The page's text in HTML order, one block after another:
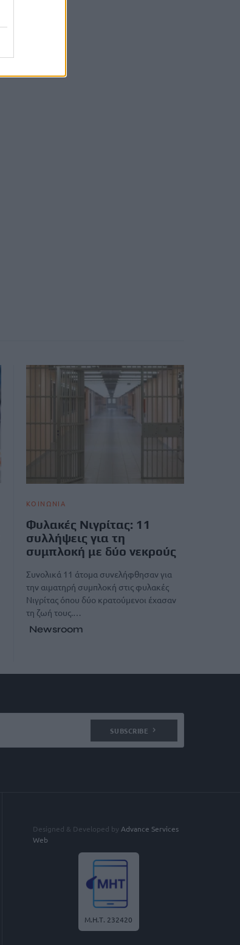
ΚΟΙΝΩΝΙΑ
Φυλακές Νιγρίτας: 11
συλλήψεις για τη
συμπλοκή με δύο νεκρούς
Συνολικά 11 άτομα συνελήφθησαν για
την αιματηρή συμπλοκή στις φυλακές
Νιγρίτας όπου δύο κρατούμενοι έχασαν
τη ζωή τους.…
Newsroom
SUBSCRIBE
Designed & Developed by Advance Services
Web
Μ.Η.Τ. 232420